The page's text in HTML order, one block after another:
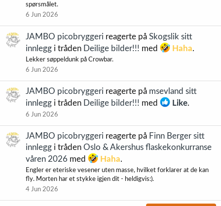
spørsmålet.
6 Jun 2026
JAMBO picobryggeri reagerte på Skogslik sitt
innlegg i tråden Deilige bilder!!! med Haha.
Lekker søppeldunk på Crowbar.
6 Jun 2026
JAMBO picobryggeri reagerte på msevland sitt
innlegg i tråden Deilige bilder!!! med Like.
6 Jun 2026
JAMBO picobryggeri reagerte på Finn Berger sitt
innlegg i tråden Oslo & Akershus flaskekonkurranse
våren 2026 med Haha.
Engler er eteriske vesener uten masse, hvilket forklarer at de kan
fly. Morten har et stykke igjen dit - heldigvis:).
4 Jun 2026